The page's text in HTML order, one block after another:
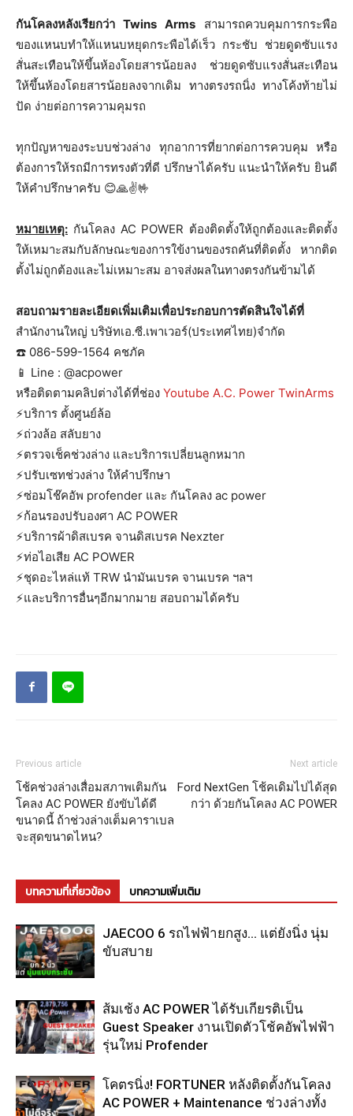
กันโคลงหลังเรียกว่า Twins Arms สามารถควบคุมการกระพือ
ของแหนบทำให้แหนบหยุดกระพือได้เร็ว กระชับ ช่วยดูดซับแรง
สั่นสะเทือนให้ขึ้นห้องโดยสารน้อยลง ช่วยดูดซับแรงสั่นสะเทือน
ให้ขึ้นห้องโดยสารน้อยลงจากเดิม ทางตรงรถนิ่ง ทางโค้งท้ายไม่
ปัด ง่ายต่อการความคุมรถ
ทุกปัญหาของระบบช่วงล่าง ทุกอาการที่ยากต่อการควบคุม หรือ
ต้องการให้รถมีการทรงตัวที่ดี ปรึกษาได้ครับ แนะนำให้ครับ ยินดี
ให้คำปรึกษาครับ 😊🙏✌️🤟
หมายเหตุ: กันโคลง AC POWER ต้องติดตั้งให้ถูกต้องและติดตั้ง
ให้เหมาะสมกับลักษณะของการใข้งานของรถคันที่ติดตั้ง หากติด
ตั้งไม่ถูกต้องและไม่เหมาะสม อาจส่งผลในทางตรงกันข้ามได้
สอบถามรายละเอียดเพิ่มเติมเพื่อประกอบการตัดสินใจได้ที่
สำนักงานใหญ่ บริษัทเอ.ซี.เพาเวอร์(ประเทศไทย)จำกัด
☎️ 086-599-1564 คชภัค
📱 Line : @acpower
หรือติดตามคลิปต่างได้ที่ช่อง Youtube A.C. Power TwinArms
⚡️บริการ ตั้งศูนย์ล้อ
⚡️ถ่วงล้อ สลับยาง
⚡️ตรวจเช็คช่วงล่าง และบริการเปลี่ยนลูกหมาก
⚡️ปรับเซทช่วงล่าง ให้คำปรึกษา
⚡️ซ่อมโช๊คอัพ profender และ กันโคลง ac power
⚡️ก้อนรองปรับองศา AC POWER
⚡️บริการผ้าดิสเบรค จานดิสเบรค Nexzter
⚡️ท่อไอเสีย AC POWER
⚡️ชุดอะไหล่แท้ TRW นำมันเบรค จานเบรค ฯลฯ
⚡️และบริการอื่นๆอีกมากมาย สอบถามได้ครับ
Previous article
โช้คช่วงล่างเสื่อมสภาพเติมกัน
โคลง AC POWER ยังขับได้ดี
ขนาดนี้ ถ้าช่วงล่างเต็มคาราเบล
จะสุดขนาดไหน?
Next article
Ford NextGen โช้คเดิมไปได้สุด
กว่า ด้วยกันโคลง AC POWER
บทความที่เกี่ยวข้อง บทความเพิ่มเติม
JAECOO 6 รถไฟฟ้ายกสูง… แต่ยังนิ่ง นุ่ม
ขับสบาย
ส้มเช้ง AC POWER ได้รับเกียรติเป็น
Guest Speaker งานเปิดตัวโช้คอัพไฟฟ้า
รุ่นใหม่ Profender
โคตรนิ่ง! FORTUNER หลังติดตั้งกันโคลง
AC POWER + Maintenance ช่วงล่างทั้ง